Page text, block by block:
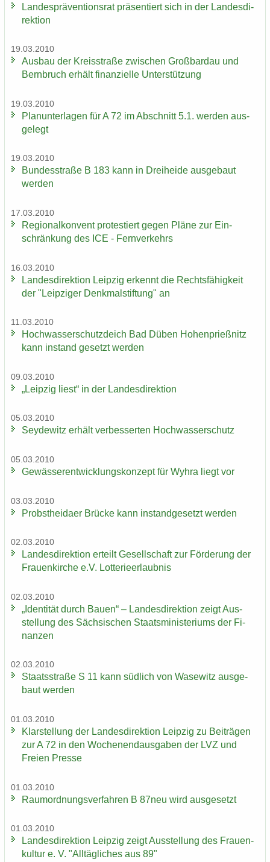
Lan­des­prä­ven­ti­ons­rat prä­sen­tiert sich in der Lan­des­di­
rek­ti­on
19.03.2010
Aus­bau der Kreis­stra­ße zwi­schen Groß­bardau und
Bern­bruch er­hält fi­nan­zi­el­le Un­ter­stüt­zung
19.03.2010
Plan­un­ter­la­gen für A 72 im Ab­schnitt 5.1. wer­den aus­
ge­legt
19.03.2010
Bun­des­stra­ße B 183 kann in Drei­hei­de aus­ge­baut
wer­den
17.03.2010
Re­gio­nal­kon­vent pro­tes­tiert gegen Pläne zur Ein­
schrän­kung des ICE - Fern­ver­kehrs
16.03.2010
Lan­des­di­rek­ti­on Leip­zig er­kennt die Rechts­fä­hig­keit
der "Leip­zi­ger Denk­mal­stif­tung" an
11.03.2010
Hoch­was­ser­schutz­deich Bad Düben Ho­hen­prieß­nitz
kann in­stand ge­setzt wer­den
09.03.2010
„Leip­zig liest“ in der Lan­des­di­rek­ti­on
05.03.2010
Sey­de­witz er­hält ver­bes­ser­ten Hoch­was­ser­schutz
05.03.2010
Ge­wäs­ser­ent­wick­lungs­kon­zept für Wyhra liegt vor
03.03.2010
Probst­hei­da­er Brü­cke kann in­stand­ge­setzt wer­den
02.03.2010
Lan­des­di­rek­ti­on er­teilt Ge­sell­schaft zur För­de­rung der
Frau­en­kir­che e.V. Lot­te­rie­er­laub­nis
02.03.2010
„Iden­ti­tät durch Bauen“ – Lan­des­di­rek­ti­on zeigt Aus­
stel­lung des Säch­si­schen Staats­mi­nis­te­ri­ums der Fi­
nan­zen
02.03.2010
Staats­stra­ße S 11 kann süd­lich von Wase­witz aus­ge­
baut wer­den
01.03.2010
Klar­stel­lung der Lan­des­di­rek­ti­on Leip­zig zu Bei­trä­gen
zur A 72 in den Wo­chen­end­aus­ga­ben der LVZ und
Frei­en Pres­se
01.03.2010
Raum­ord­nungs­ver­fah­ren B 87neu wird aus­ge­setzt
01.03.2010
Lan­des­di­rek­ti­on Leip­zig zeigt Aus­stel­lung des Frau­en­
kul­tur e. V. "All­täg­li­ches aus 89"